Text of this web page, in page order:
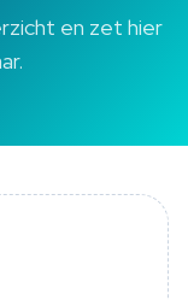
en zet hier